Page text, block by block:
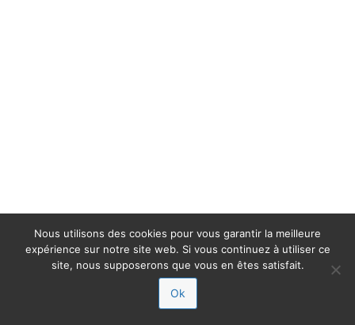
Nous utilisons des cookies pour vous garantir la meilleure
expérience sur notre site web. Si vous continuez à utiliser ce
site, nous supposerons que vous en êtes satisfait.
Ok